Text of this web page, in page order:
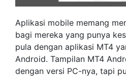
Aplikasi mobile memang
bagi mereka yang punya
pula dengan aplikasi MT4
Android. Tampilan MT4
dengan versi PC-nya, tapi